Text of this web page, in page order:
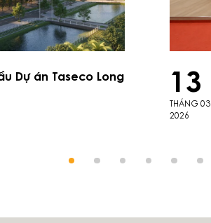
Dự án Taseco Long
13
THÁNG 03
2026